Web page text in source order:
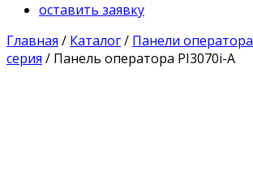
оставить заявку
Главная / Каталог/ Панели оператора
серия / Панель оператора PI3070i-A